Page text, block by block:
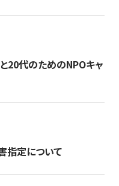
20代のためのNPOキャ
指定について